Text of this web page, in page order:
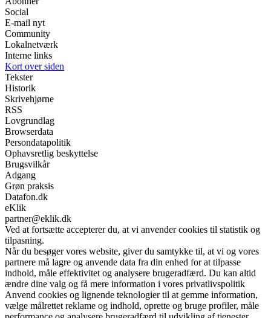
Social
E-mail nyt
Community
Lokalnetværk
Interne links
Kort over siden
Tekster
Historik
Skrivehjørne
RSS
Lovgrundlag
Browserdata
Persondatapolitik
Ophavsretlig beskyttelse
Brugsvilkår
Adgang
Grøn praksis
Datafon.dk
eKlik
partner@eklik.dk
Ved at fortsætte accepterer du, at vi anvender cookies til statistik og
tilpasning.
Når du besøger vores website, giver du samtykke til, at vi og vores
partnere må lagre og anvende data fra din enhed for at tilpasse
indhold, måle effektivitet og analysere brugeradfærd. Du kan altid
ændre dine valg og få mere information i vores privatlivspolitik
Anvend cookies og lignende teknologier til at gemme information,
vælge målrettet reklame og indhold, oprette og bruge profiler, måle